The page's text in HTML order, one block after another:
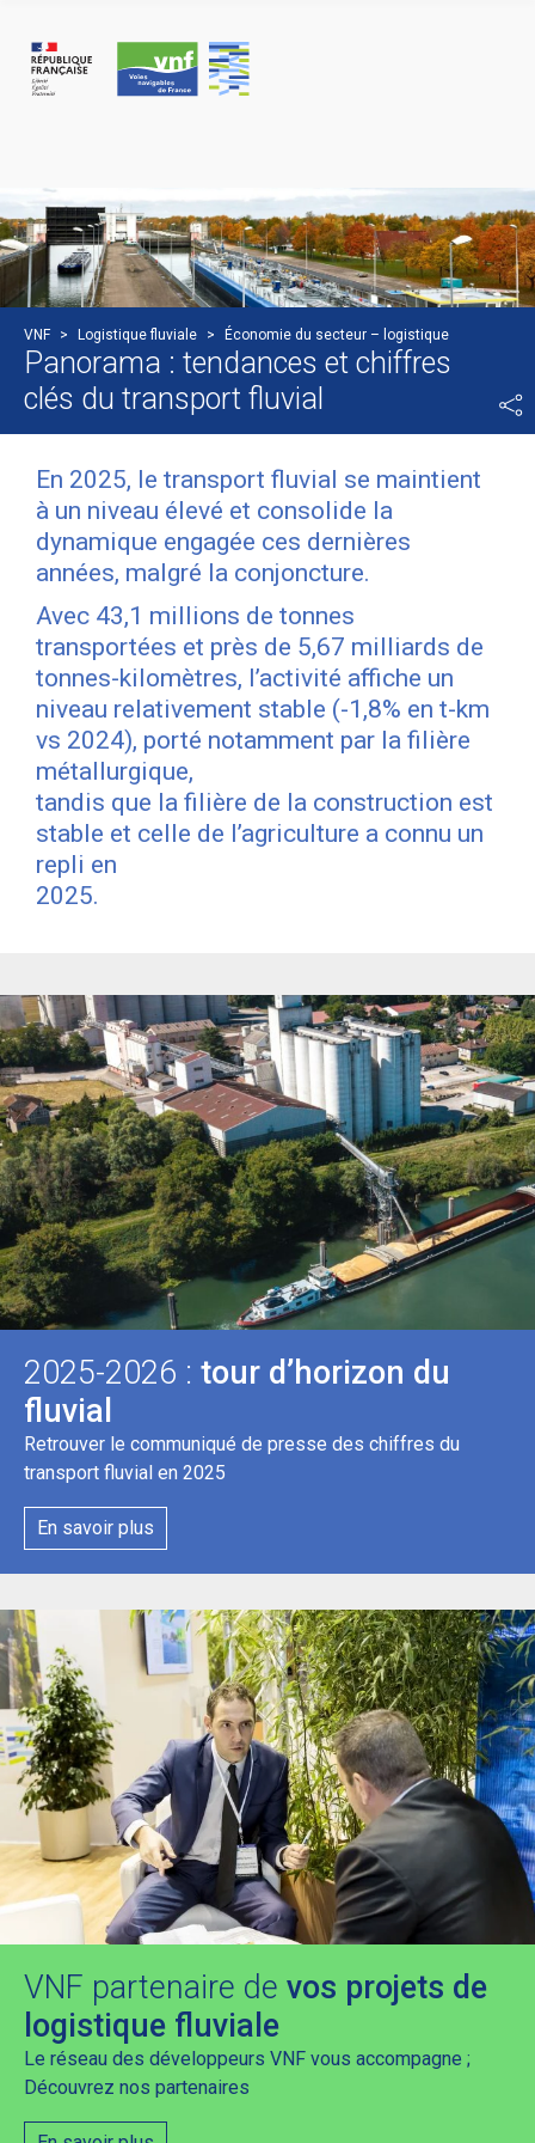
VNF > Logistique fluviale > Économie du secteur – logistique
Panorama : tendances et chiffres
clés du transport fluvial
En 2025, le transport fluvial se maintient
à un niveau élevé et consolide la
dynamique engagée ces dernières
années, malgré la conjoncture.
Avec 43,1 millions de tonnes
transportées et près de 5,67 milliards de
tonnes-kilomètres, l’activité affiche un
niveau relativement stable (-1,8% en t-km
vs 2024), porté notamment par la filière
métallurgique,
tandis que la filière de la construction est
stable et celle de l’agriculture a connu un
repli en
2025.
2025-2026 : tour d’horizon du
fluvial
Retrouver le communiqué de presse des chiffres du
transport fluvial en 2025
En savoir plus
VNF partenaire de vos projets de
logistique fluviale
Le réseau des développeurs VNF vous accompagne ;
Découvrez nos partenaires